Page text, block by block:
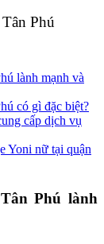
Phú
lành mạnh và
có gì đặc biệt?
cấp dịch vụ
Yoni nữ tại quận
Phú lành